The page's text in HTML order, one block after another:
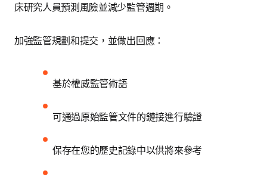
床研究人員預測風險並減少監管週期。
加強監管規劃和提交，並做出回應：
基於權威監管術語
可通過原始監管文件的鏈接進行驗證
保存在您的歷史記錄中以供將來參考